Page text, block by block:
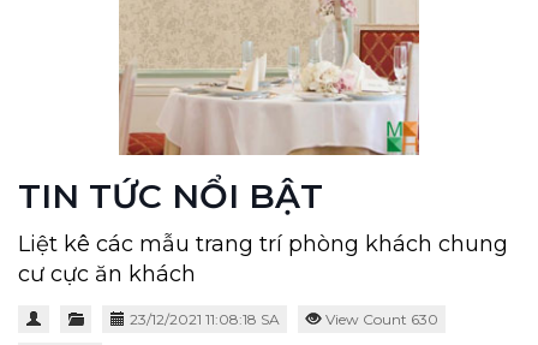
TIN TỨC NỔI BẬT
Liệt kê các mẫu trang trí phòng khách chung
cư cực ăn khách
23/12/2021 11:08:18 SA View Count 630